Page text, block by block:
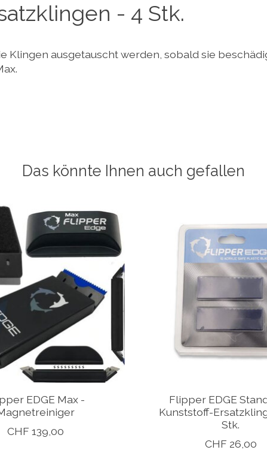
- 4 Stk.
Klingen ausgetauscht werden, sobald sie
Das könnte Ihnen auch gefallen
EDGE Max -
CHF 139,00
Flipper EDGE
Kunststoff-
Stk.
CHF 26,00